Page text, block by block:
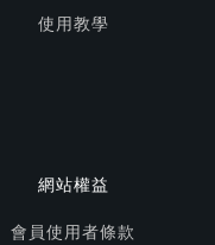
使用教學
網站權益
會員使用者條款